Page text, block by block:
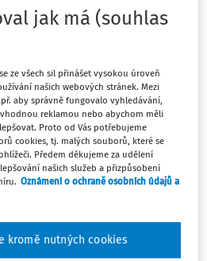
Máte předplatné? Přihlaste se
je jen pro
a získejte přístup k
získáte přístup k:
jak má (souhlas
ze všech sil přinášet vysokou úroveň
našich webových stránek. Mezi
aby správně fungovalo vyhledávání,
reklamou nebo abychom měli
Proto od Vás potřebujeme
cookies, tj. malých souborů, které se
Předem děkujeme za udělení
našich služeb a přizpůsobení
Oznámení o ochraně osobních údajů a
kromě nutných cookies